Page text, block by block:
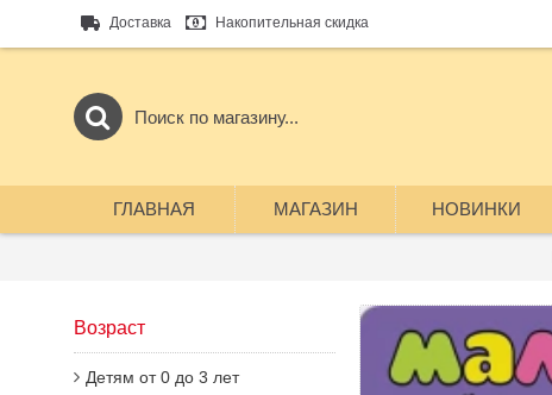
Доставка Накопительная скидка
ГЛАВНАЯ МАГАЗИН НОВИНКИ
Возраст
Детям от 0 до 3 лет